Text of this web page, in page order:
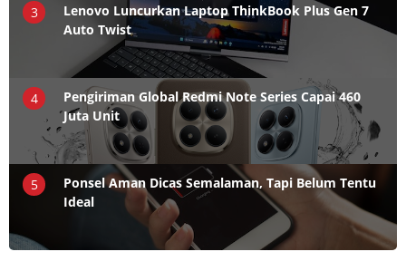
3
Lenovo Luncurkan Laptop ThinkBook Plus Gen 7
Auto Twist
4
Pengiriman Global Redmi Note Series Capai 460
Juta Unit
5
Ponsel Aman Dicas Semalaman, Tapi Belum Tentu
Ideal